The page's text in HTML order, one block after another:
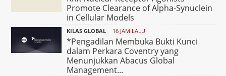
Promote Clearance of Alpha-Synuclein
in Cellular Models
KILAS GLOBAL 16 JAM LALU
*Pengadilan Membuka Bukti Kunci
dalam Perkara Coventry yang
Menunjukkan Abacus Global
Management...